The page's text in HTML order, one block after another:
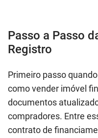
Passo a Passo
Registro
Primeiro passo
como vender imóvel
documentos
compradores. Entre
contrato de